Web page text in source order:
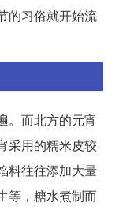
的习俗就开始流
。而北方的元宵
采用的糯米皮较
料往往添加大量
等，糖水煮制而